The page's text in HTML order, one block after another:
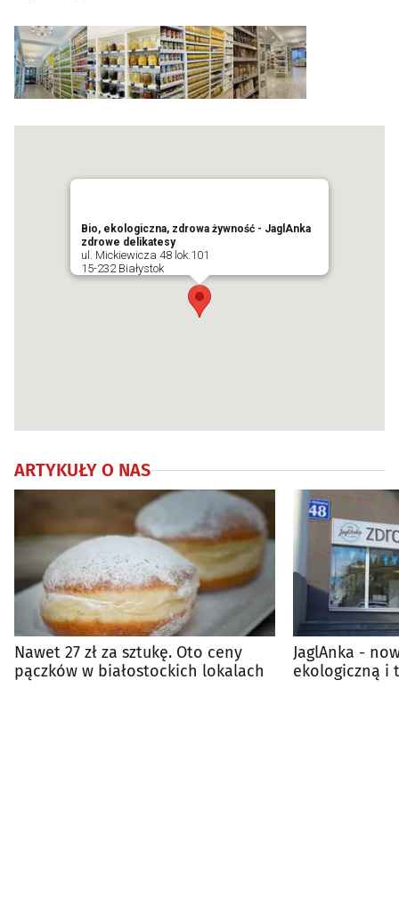
Bio, ekologiczna, zdrowa żywność - JaglAnka
zdrowe delikatesy
ul. Mickiewicza 48 lok.101
15-232 Białystok
ARTYKUŁY O NAS
Nawet 27 zł za sztukę. Oto ceny
pączków w białostockich lokalach
JaglAnka -
ekologiczną i